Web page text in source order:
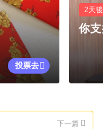
投票去
2天
你
下一篇